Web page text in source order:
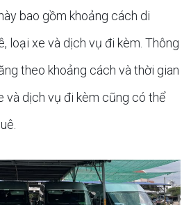
bao gồm khoảng cách di
loại xe và dịch vụ đi kèm. Thông
theo khoảng cách và thời gian
và dịch vụ đi kèm cũng có thể